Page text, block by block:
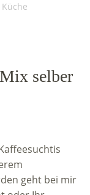
selber
geht bei mir